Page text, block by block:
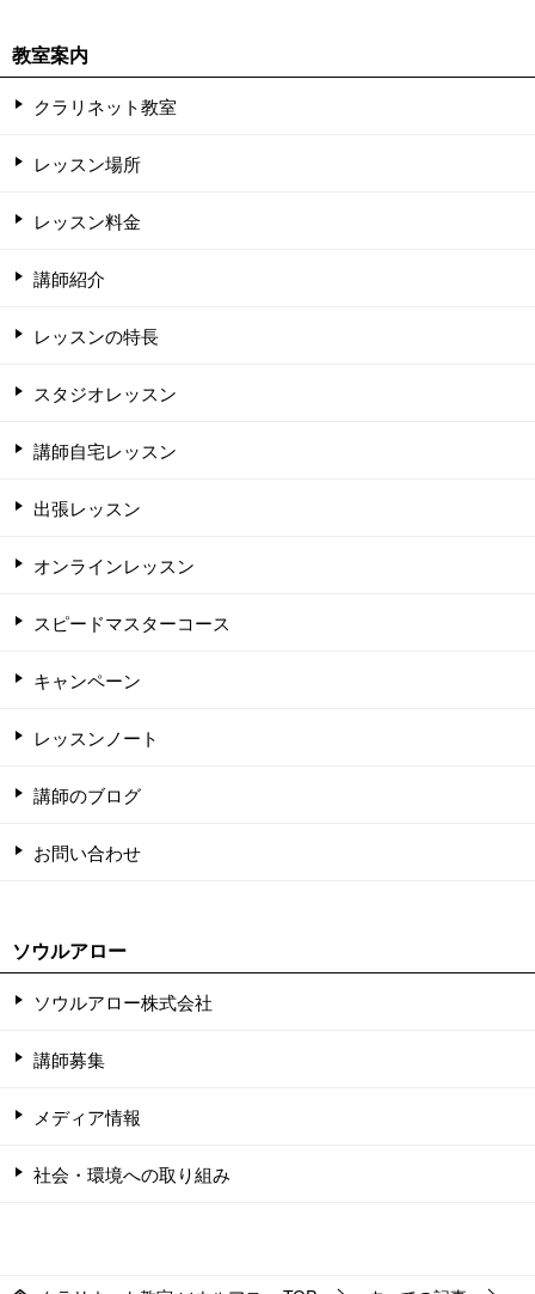
教室案内
クラリネット教室
レッスン場所
レッスン料金
講師紹介
レッスンの特長
スタジオレッスン
講師自宅レッスン
出張レッスン
オンラインレッスン
スピードマスターコース
キャンペーン
レッスンノート
講師のブログ
お問い合わせ
ソウルアロー
ソウルアロー株式会社
講師募集
メディア情報
社会・環境への取り組み